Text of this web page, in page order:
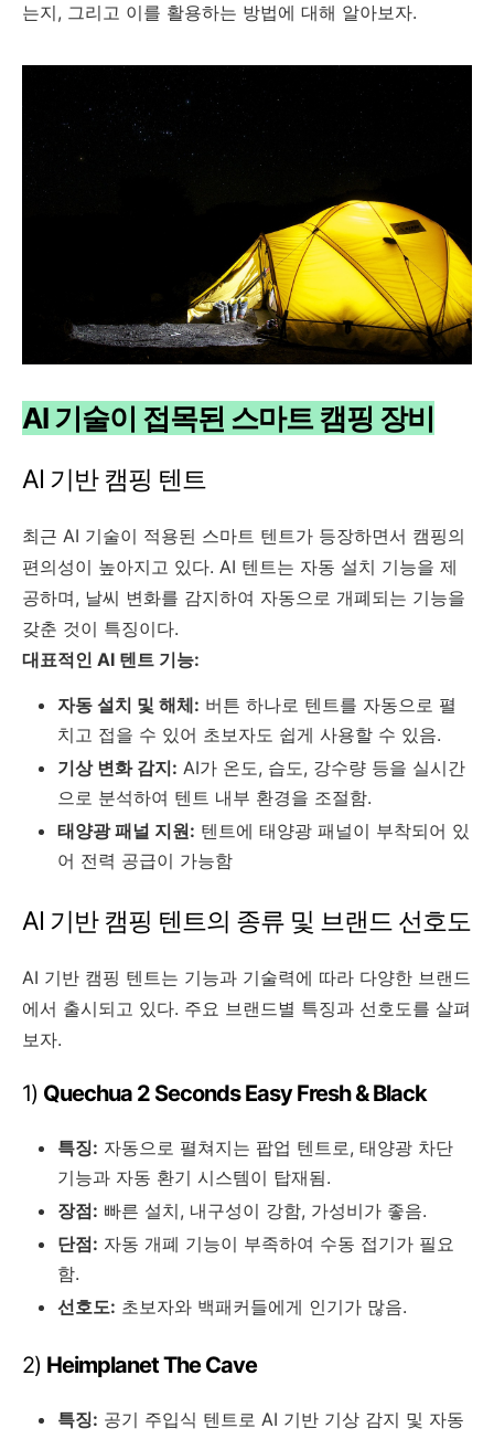
는지, 그리고 이를 활용하는 방법에 대해 알아보자.
AI 기술이 접목된 스마트 캠핑 장비
AI 기반 캠핑 텐트
최근 AI 기술이 적용된 스마트 텐트가 등장하면서 캠핑의
편의성이 높아지고 있다. AI 텐트는 자동 설치 기능을 제
공하며, 날씨 변화를 감지하여 자동으로 개폐되는 기능을
갖춘 것이 특징이다.
대표적인 AI 텐트 기능:
자동 설치 및 해체: 버튼 하나로 텐트를 자동으로 펼
치고 접을 수 있어 초보자도 쉽게 사용할 수 있음.
기상 변화 감지: AI가 온도, 습도, 강수량 등을 실시간
으로 분석하여 텐트 내부 환경을 조절함.
태양광 패널 지원: 텐트에 태양광 패널이 부착되어 있
어 전력 공급이 가능함
AI 기반 캠핑 텐트의 종류 및 브랜드 선호도
AI 기반 캠핑 텐트는 기능과 기술력에 따라 다양한 브랜드
에서 출시되고 있다. 주요 브랜드별 특징과 선호도를 살펴
보자.
1) Quechua 2 Seconds Easy Fresh & Black
특징: 자동으로 펼쳐지는 팝업 텐트로, 태양광 차단
기능과 자동 환기 시스템이 탑재됨.
장점: 빠른 설치, 내구성이 강함, 가성비가 좋음.
단점: 자동 개폐 기능이 부족하여 수동 접기가 필요
함.
선호도: 초보자와 백패커들에게 인기가 많음.
2) Heimplanet The Cave
특징: 공기 주입식 텐트로 AI 기반 기상 감지 및 자동